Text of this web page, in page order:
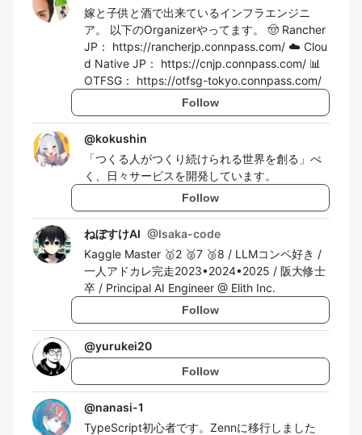
嫁と子供と酒で出来ているインフラエンジニ
ア。 以下のOrganizerやってます。 🤠 Rancher
JP： https://rancherjp.connpass.com/ ☁️ Clou
d Native JP： https://cnjp.connpass.com/ 📊
OTFSG： https://otfsg-tokyo.connpass.com/
Follow
@kokushin
「つくる人がつくり続けられる世界を創る」べ
く、日々サービスを開発しています。
Follow
ねぼすけAI @Isaka-code
Kaggle Master 🥇2 🥈7 🥉8 / LLMコンペ好き /
一人アドカレ完走2023•2024•2025 / 阪大修士
卒 / Principal AI Engineer @ Elith Inc.
Follow
@yurukei20
Follow
@nanasi-1
TypeScript初心者です。Zennに移行しました